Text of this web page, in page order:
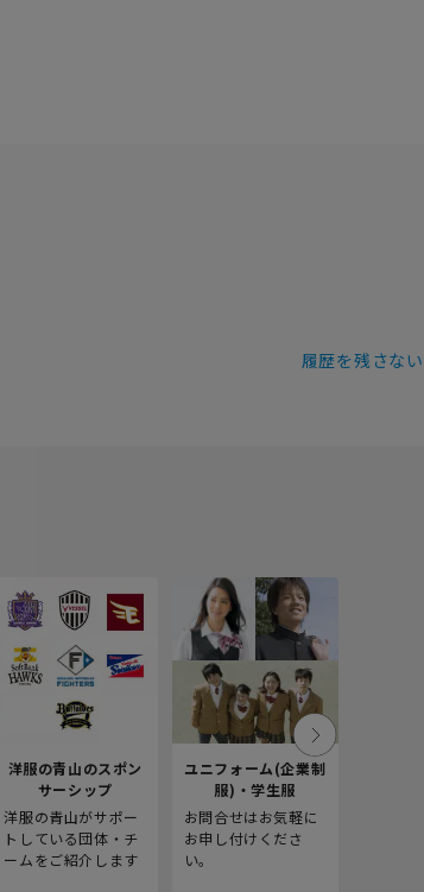
履歴を残さない
洋服の青山のスポン
サーシップ
洋服の青山がサポー
トしている団体・チ
ームをご紹介します
ユニフォーム(企業制
服)・学生服
お問合せはお気軽に
お申し付けくださ
い。